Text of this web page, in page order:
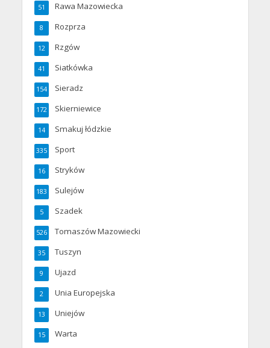
Rawa Mazowiecka
51
Rozprza
8
Rzgów
12
Siatkówka
41
Sieradz
154
Skierniewice
172
Smakuj łódzkie
14
Sport
335
Stryków
16
Sulejów
183
Szadek
5
Tomaszów Mazowiecki
526
Tuszyn
35
Ujazd
9
Unia Europejska
2
Uniejów
13
Warta
15